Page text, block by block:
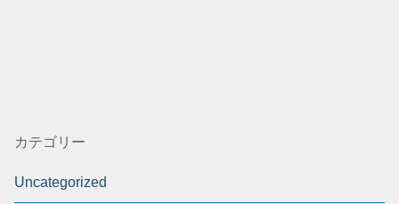
カテゴリー
Uncategorized